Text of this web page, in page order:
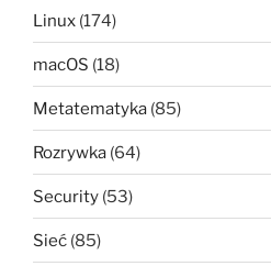
Linux (174)
macOS (18)
Metatematyka (85)
Rozrywka (64)
Security (53)
Sieć (85)